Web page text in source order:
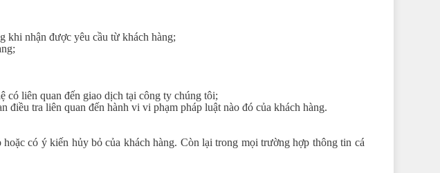
khi nhận được yêu cầu từ khách hàng;
có liên quan đến giao dịch tại công ty chúng tôi;
tra liên quan đến hành vi vi phạm pháp luật nào đó của khách hàng.
có ý kiến hủy bỏ của khách hàng. Còn lại trong mọi trường hợp thông tin cá